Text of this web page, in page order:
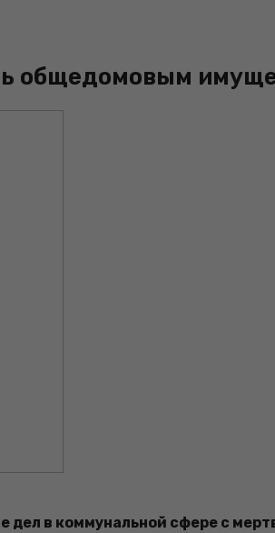
общедомовым
в коммунальной сфере с